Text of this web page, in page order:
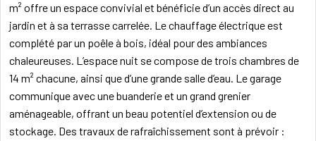
m² offre un espace convivial et bénéficie d’un accès direct au
jardin et à sa terrasse carrelée. Le chauffage électrique est
complété par un poêle à bois, idéal pour des ambiances
chaleureuses. L’espace nuit se compose de trois chambres de
14 m² chacune, ainsi que d’une grande salle d’eau. Le garage
communique avec une buanderie et un grand grenier
aménageable, offrant un beau potentiel d’extension ou de
stockage. Des travaux de rafraîchissement sont à prévoir :